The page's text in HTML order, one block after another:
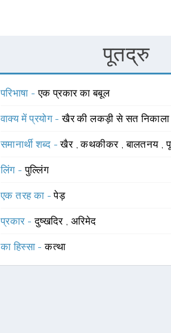
पूतद्रु
परिभाषा -एक प्रकार का बबूल
वाक्य में प्रयोग -खैर की लकड़ी से सत निकाला
समानार्थी शब्द -खैर ,कथकीकर ,बालतनय ,
लिंग -पुल्लिंग
एक तरह का -पेड़
प्रकार -दुष्खदिर ,अरिमेद
का हिस्सा -कत्था